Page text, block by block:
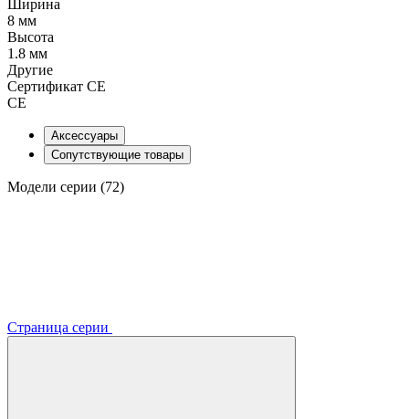
Ширина
8 мм
Высота
1.8 мм
Другие
Сертификат CE
CE
Аксессуары
Сопутствующие товары
Модели серии (72)
Страница серии